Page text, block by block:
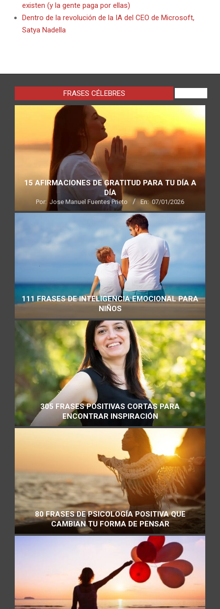
existen (y la gente paga por ellas)
Dentro de la revolución de la IA del CEO de Microsoft,
Satya Nadella
FRASES CÉLEBRES
15 AFIRMACIONES DE GRATITUD PARA TU DÍA A
DÍA
Por: Jose Manuel Fuentes Prieto En: 07/01/2026
111 FRASES DE INTELIGENCIA EMOCIONAL PARA
NIÑOS
305 FRASES POSITIVAS CORTAS PARA
ENCONTRAR INSPIRACIÓN
80 FRASES DE PSICOLOGÍA POSITIVA QUE
CAMBIAN TU FORMA DE PENSAR